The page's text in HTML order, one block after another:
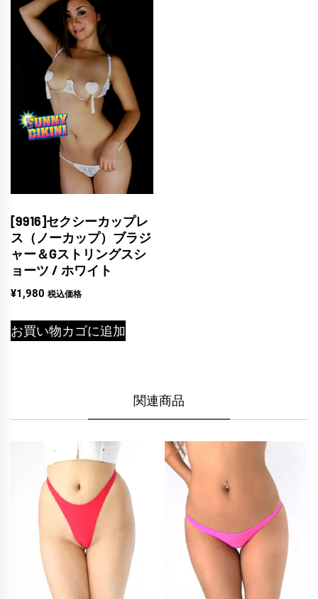
[9916]セクシーカップレ
ス（ノーカップ）ブラジ
ャー＆Gストリングスシ
ョーツ / ホワイト
¥1,980 税込価格
お買い物カゴに追加
関連商品